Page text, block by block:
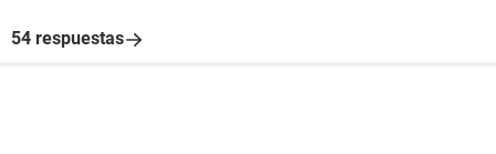
54 respuestas